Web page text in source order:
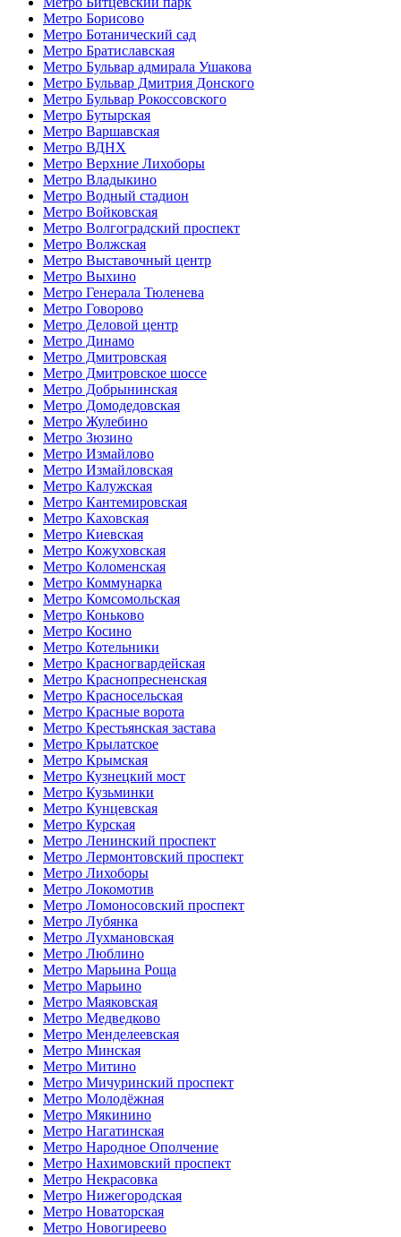
Метро Борисово
Метро Ботанический сад
Метро Братиславская
Метро Бульвар адмирала Ушакова
Метро Бульвар Дмитрия Донского
Метро Бульвар Рокоссовского
Метро Бутырская
Метро Варшавская
Метро ВДНХ
Метро Верхние Лихоборы
Метро Владыкино
Метро Водный стадион
Метро Войковская
Метро Волгоградский проспект
Метро Волжская
Метро Выставочный центр
Метро Выхино
Метро Генерала Тюленева
Метро Говорово
Метро Деловой центр
Метро Динамо
Метро Дмитровская
Метро Дмитровское шоссе
Метро Добрынинская
Метро Домодедовская
Метро Жулебино
Метро Зюзино
Метро Измайлово
Метро Измайловская
Метро Калужская
Метро Кантемировская
Метро Каховская
Метро Киевская
Метро Кожуховская
Метро Коломенская
Метро Коммунарка
Метро Комсомольская
Метро Коньково
Метро Косино
Метро Котельники
Метро Красногвардейская
Метро Краснопресненская
Метро Красносельская
Метро Красные ворота
Метро Крестьянская застава
Метро Крылатское
Метро Крымская
Метро Кузнецкий мост
Метро Кузьминки
Метро Кунцевская
Метро Курская
Метро Ленинский проспект
Метро Лермонтовский проспект
Метро Лихоборы
Метро Локомотив
Метро Ломоносовский проспект
Метро Лубянка
Метро Лухмановская
Метро Люблино
Метро Марьина Роща
Метро Марьино
Метро Маяковская
Метро Медведково
Метро Менделеевская
Метро Минская
Метро Митино
Метро Мичуринский проспект
Метро Молодёжная
Метро Мякинино
Метро Нагатинская
Метро Народное Ополчение
Метро Нахимовский проспект
Метро Некрасовка
Метро Нижегородская
Метро Новаторская
Метро Новогиреево